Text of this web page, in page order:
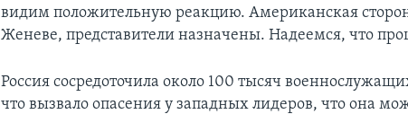
видим положительную реакцию. Американская
Женеве, представители назначены. Надеемся, что
Россия сосредоточила около 100 тысяч
что вызвало опасения у западных лидеров, что она